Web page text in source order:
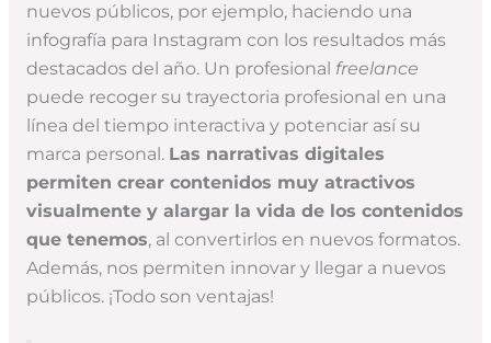
nuevos públicos, por ejemplo, haciendo una
infografía para Instagram con los resultados más
destacados del año. Un profesional freelance
puede recoger su trayectoria profesional en una
línea del tiempo interactiva y potenciar así su
marca personal. Las narrativas digitales
permiten crear contenidos muy atractivos
visualmente y alargar la vida de los contenidos
que tenemos, al convertirlos en nuevos formatos.
Además, nos permiten innovar y llegar a nuevos
públicos. ¡Todo son ventajas!